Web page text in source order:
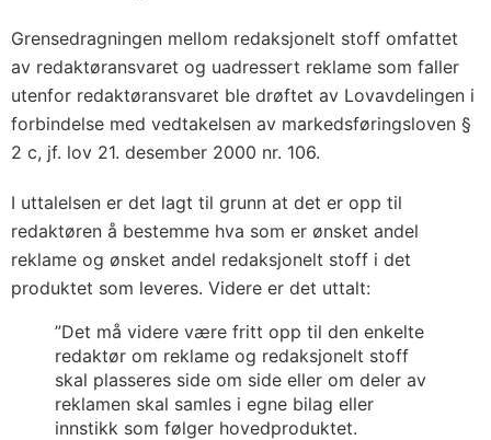
Grensedragningen mellom redaksjonelt stoff omfattet
av redaktøransvaret og uadressert reklame som faller
utenfor redaktøransvaret ble drøftet av Lovavdelingen i
forbindelse med vedtakelsen av markedsføringsloven §
2 c, jf. lov 21. desember 2000 nr. 106.
I uttalelsen er det lagt til grunn at det er opp til
redaktøren å bestemme hva som er ønsket andel
reklame og ønsket andel redaksjonelt stoff i det
produktet som leveres. Videre er det uttalt:
”Det må videre være fritt opp til den enkelte
redaktør om reklame og redaksjonelt stoff
skal plasseres side om side eller om deler av
reklamen skal samles i egne bilag eller
innstikk som følger hovedproduktet.